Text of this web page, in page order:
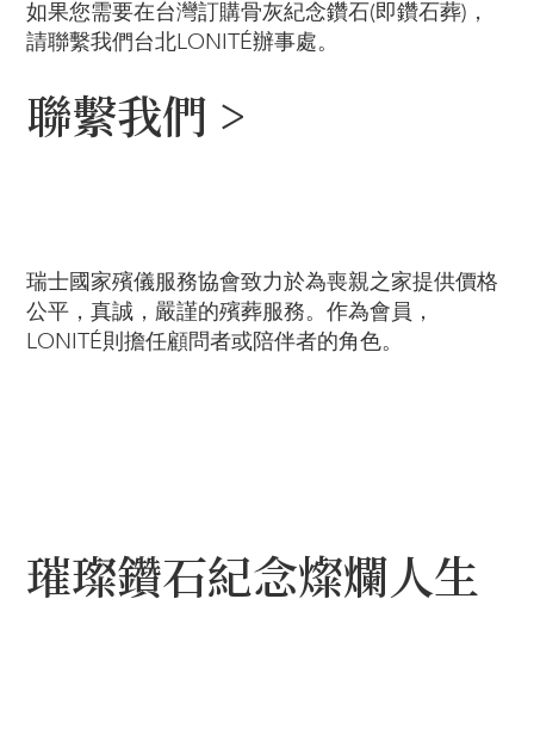
瑞士國家殯儀服務協會致力於為喪親之家提供價格
公平，真誠，嚴謹的殯葬服務。作為會員，
LONITÉ則擔任顧問者或陪伴者的角色。
聯繫我們 >
如果您需要在台灣訂購骨灰紀念鑽石(即鑽石葬)，
請聯繫我們台北LONITÉ辦事處。
璀璨鑽石紀念燦爛人生